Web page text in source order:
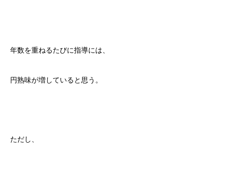
年数を重ねるたびに指導には、
円熟味が増していると思う。
ただし、